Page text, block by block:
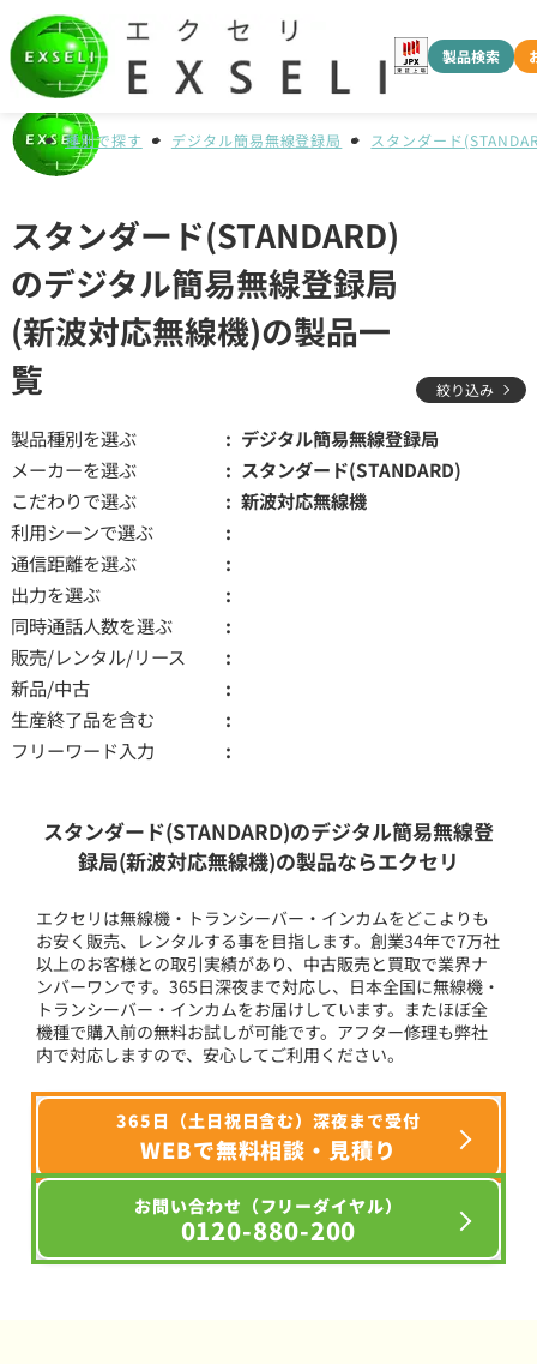
製品検索
種別で探す デジタル簡易無線登録局 スタンダード
スタンダード(STANDARD)
のデジタル簡易無線登録局
(新波対応無線機)の製品一
覧
絞り込み
製品種別を選ぶ
デジタル簡易無線登録局
メーカーを選ぶ
スタンダード(STANDARD)
こだわりで選ぶ
新波対応無線機
利用シーンで選ぶ
通信距離を選ぶ
出力を選ぶ
同時通話人数を選ぶ
販売/レンタル/リース
新品/中古
生産終了品を含む
フリーワード入力
スタンダード(STANDARD)のデジタル簡易無線登
録局(新波対応無線機)の製品ならエクセリ
エクセリは無線機・トランシーバー・インカムをどこよりも
お安く販売、レンタルする事を目指します。創業34年で7万社
以上のお客様との取引実績があり、中古販売と買取で業界ナ
ンバーワンです。365日深夜まで対応し、日本全国に無線機・
トランシーバー・インカムをお届けしています。またほぼ全
機種で購入前の無料お試しが可能です。アフター修理も弊社
内で対応しますので、安心してご利用ください。
365日（土日祝日含む）深夜まで受付
WEBで無料相談・見積り
お問い合わせ（フリーダイヤル）
0120-880-200